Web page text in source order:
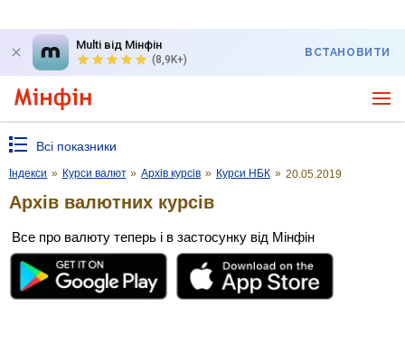
Multi від Мінфін
(8,9K+)
ВСТАНОВИТИ
Всі показники
Індекси » Курси валют » Архів курсів » Курси НБК » 20.05.2019
Архів валютних курсів
Все про валюту теперь і в застосунку від Мінфін